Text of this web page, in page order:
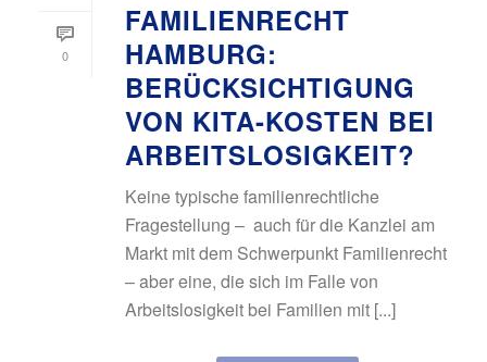
0
FAMILIENRECHT
HAMBURG:
BERÜCKSICHTIGUNG
VON KITA-KOSTEN BEI
ARBEITSLOSIGKEIT?
Keine typische familienrechtliche
Fragestellung – auch für die Kanzlei am
Markt mit dem Schwerpunkt Familienrecht
– aber eine, die sich im Falle von
Arbeitslosigkeit bei Familien mit [...]